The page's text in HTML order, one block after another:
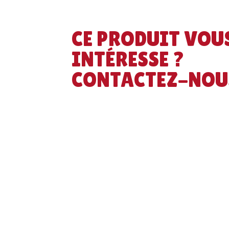
CE PRODUIT
INTÉRESSE ?
CONTACTEZ-